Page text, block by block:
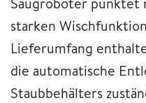
starken
Lieferumfang
die automatische
Staubbehälters